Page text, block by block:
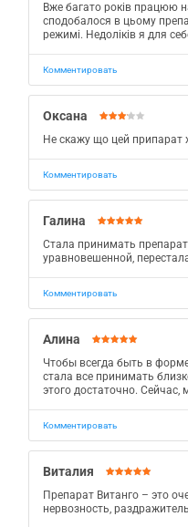
Вже багато років працюю
сподобалося в цьому
режимі. Недолікiв я для
Комментировать
Оксана
Не скажу що цей припарат
Комментировать
Галина
Стала принимать
уравновешенной,
Комментировать
Алина
Чтобы всегда быть в
стала все принимать
этого достаточно.
Комментировать
Виталия
Препарат Витанго – это
нервозность,